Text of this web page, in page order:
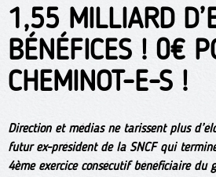
1,55 MILLIARD
BÉNÉFICES ! 0€
CHEMINOT-E-S !
Direction et médias ne tarissent plus
futur ex-président de la SNCF qui
4ème exercice consécutif bénéficiaire du